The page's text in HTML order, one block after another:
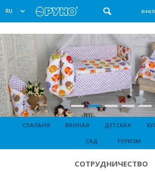
RU (044)
СПАЛЬНЯ ВАННАЯ ДЕТСКАЯ
САД ТУРИЗМ
CОТРУДНИЧЕСТВО